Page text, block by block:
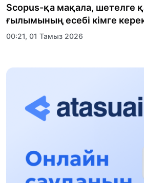
Scopus-қа мақала, шетелге
ғылымының есебі кімге
00:21, 01 Тамыз 2026
«Заң керуені» жобасы:
17:31, 31 Шілде 2026
13:13, 30 Шілде 2026